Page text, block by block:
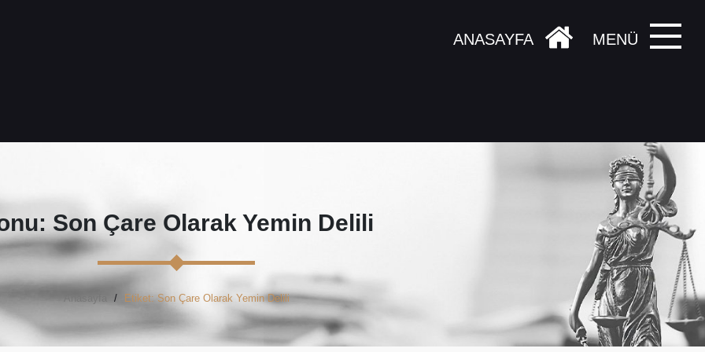
MENÜ
ANASAYFA
Son Çare Olarak Yemin Delili
Anasayfa Etiket: Son Çare Olarak Yemin Delili